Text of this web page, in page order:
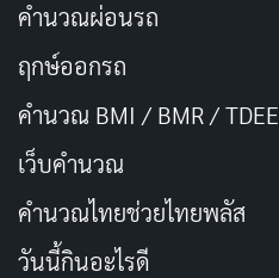
คำนวณผ่อนรถ
ฤกษ์ออกรถ
คำนวณ BMI / BMR / TDEE
เว็บคํานวณ
คํานวณไทยช่วยไทยพลัส
วันนี้กินอะไรดี